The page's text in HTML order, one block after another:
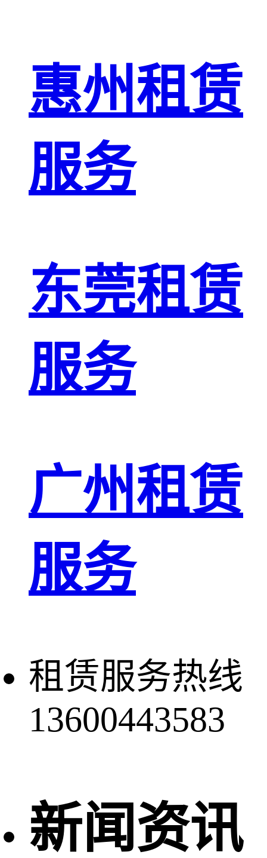
惠州租赁
服务
东莞租赁
服务
广州租赁
服务
租赁服务热线
13600443583
新闻资讯